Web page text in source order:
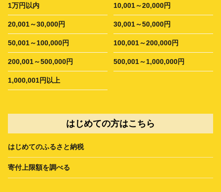
1万円以内 10,001～20,000円
20,001～30,000円 30,001～50,000円
50,001～100,000円 100,001～200,000円
200,001～500,000円 500,001～1,000,000円
1,000,001円以上
はじめての方はこちら
はじめてのふるさと納税
寄付上限額を調べる